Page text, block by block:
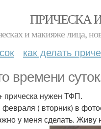
ПРИЧЕСКА
и макияже лица,
как делать
времени
прическа нужен ТФП.
( вторник) в
у меня сделать. Живу